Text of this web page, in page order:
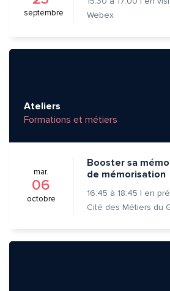
septembre
Webex
Ateliers
Formations et métiers
mar.
06
octobre
Booster sa
de mémorisation
16:45 à 18:45 | en